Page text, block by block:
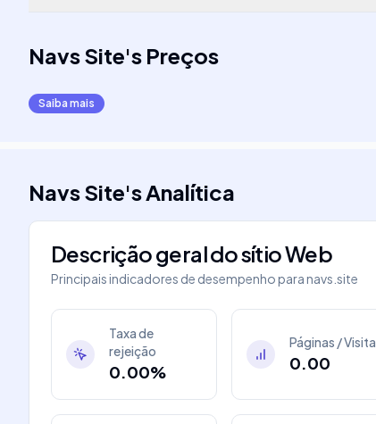
Navs Site's Preços
Saiba mais
Navs Site'sAnalítica
Descrição geral do sítio Web
Principais indicadores de desempenho paranavs.site
Taxa de
rejeição
0.00%
Páginas / Visita
0.00